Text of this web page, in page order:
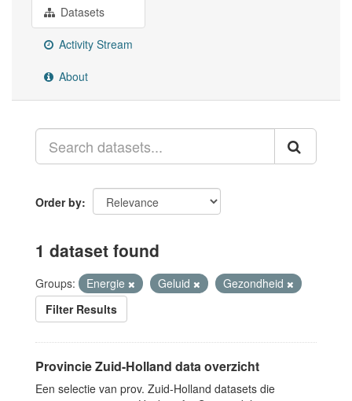
Datasets
Activity Stream
About
Order by
1 dataset found
Groups: Energie Geluid
Gezondheid
Filter Results
Provincie Zuid-Holland data overzicht
Een selectie van prov. Zuid-Holland datasets die